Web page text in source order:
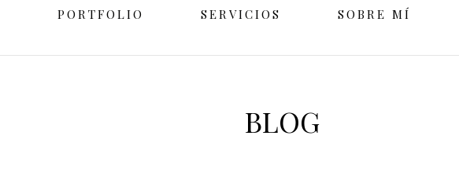
PORTFOLIO SERVICIOS SOBRE MÍ
BLOG